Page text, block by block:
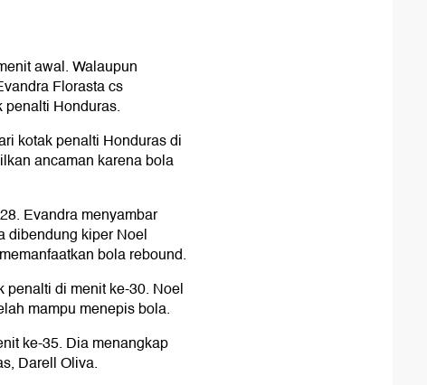
awal. Walaupun
Florasta cs
penalti Honduras.
kotak penalti Honduras di
ancaman karena bola
Evandra menyambar
dibendung kiper Noel
bola rebound.
di menit ke-30. Noel
mampu menepis bola.
ke-35. Dia menangkap
Darell Oliva.